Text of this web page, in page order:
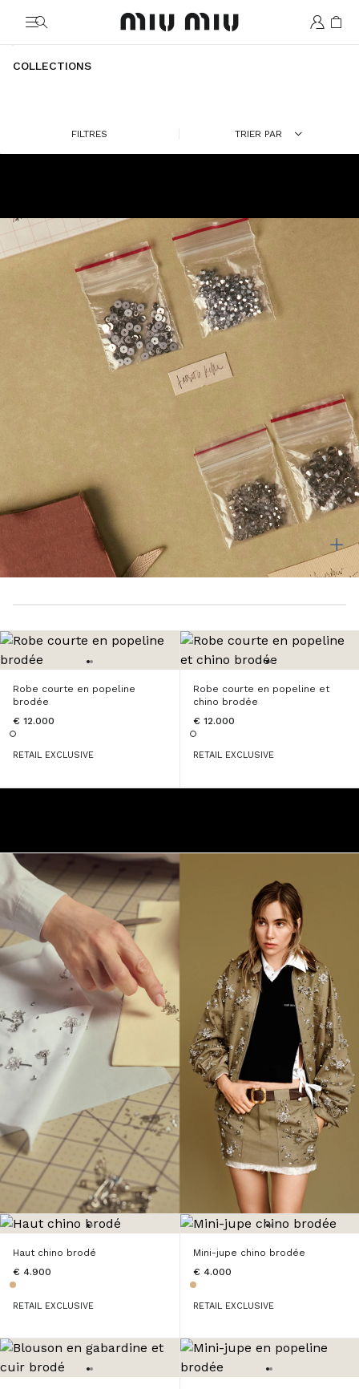
MiuMiu logo
COLLECTIONS
FILTRES TRIER PAR
Robe courte en popeline
brodée
€ 12.000
RETAIL EXCLUSIVE
Robe courte en popeline et
chino brodée
€ 12.000
RETAIL EXCLUSIVE
Haut chino brodé
€ 4.900
RETAIL EXCLUSIVE
Mini-jupe chino brodée
€ 4.000
RETAIL EXCLUSIVE